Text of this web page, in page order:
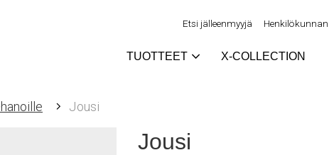
Etsi jälleenmyyjä
TUOTTEET X-COLLECTION
Jousi
Jousi